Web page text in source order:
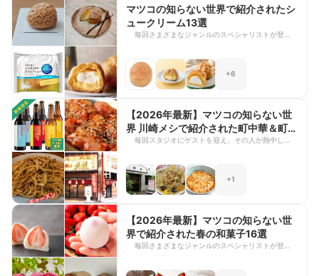
方にもぴったりです。 今回は、2024年2月27日放
送の「火鍋の世界」で紹介された火鍋をご紹介しま
す。本場さながらのスパイスが効いた本格火鍋か
ら、日本人の口にも合う食べやすい味わいのものま
ひ参考にしてみてください。
マツコの知らない世界で紹介されたシ
ュークリーム13選
毎回さまざまなジャンルのスペシャリストが登場
はどれも興味深く、新たなお気に入りに出会えるの
が魅力ですよね。 今回は、2025年12月9日の「シ
ュークリームの世界」で紹介された商品をご紹介し
ら、専門店のこだわりシュークリームまで幅広くラ
インナップ。クリームの鮮度に注目した最新トレン
ドや、激戦区・京阪神エリアの注目店なども紹介さ
れています。おやつや手土産選びの参考に、ぜひチ
+6
【2026年最新】マツコの知らない世
界 川崎メシで紹介された町中華＆町焼
肉おすすめ8選
毎回スタジオにゲストを迎え、その人が熱中してい
高い知識やこだわりが詰まった内容で、見ているだ
けでも新たな発見がありますよね。紹介される情報
はどれも深く掘り下げられているため、気になるジ
回は、「マツコの知らない世界 川崎メシ」で紹介
された町中華や町焼肉をご紹介します。地元で長年
愛される名店から、個性あふれるこだわりのお店ま
で幅広くラインナップされています。川崎グルメを
+1
【2026年最新】マツコの知らない世
界で紹介された春の和菓子16選
毎回さまざまなジャンルのスペシャリストが登場